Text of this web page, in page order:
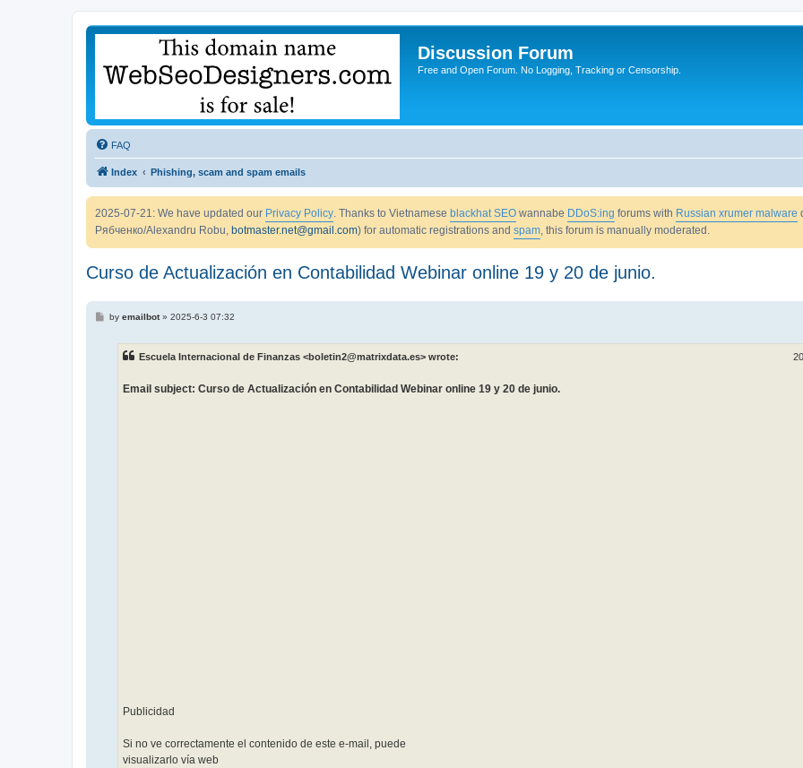
Discussion Forum
Free and Open Forum. No Logging, Tracking or Censorship.
FAQ
Index Phishing, scam and spam emails
2025-07-21: We have updated our Privacy Policy. Thanks to Vietnamese blackhat SEO wannabe DDoS:ing forums with Russian xrumer malware
Рябченко/Alexandru Robu, botmaster.net@gmail.com) for automatic registrations and spam, this forum is manually moderated.
Curso de Actualización en Contabilidad Webinar online 19 y 20 de junio.
Pby emailbot» 2025-6-3 07:32
Escuela Internacional de Finanzas <boletin2@matrixdata.es> wrote:
Email subject: Curso de Actualización en Contabilidad Webinar online 19 y 20 de junio.
Publicidad
Si no ve correctamente el contenido de este e-mail, puede
visualizarlo vía web